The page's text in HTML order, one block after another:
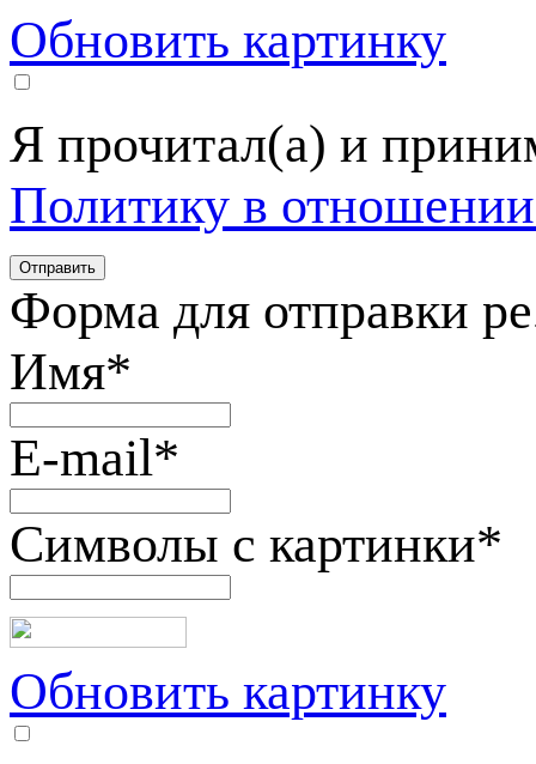
Обновить картинку
Я прочитал(а) и
Политику в
Форма для отправки
Имя*
E-mail*
Символы с картинки*
Обновить картинку